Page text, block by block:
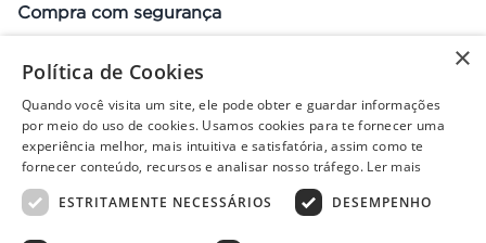
Compra com segurança
Preços, promoções, condições de pagamento e frete válidos apenas
para compras no site. Em caso de divergência, prevalece o valor do
carrinho no fechamento do pedido. Vendas sujeitas à análise e
×
Política de Cookies
Quando você visita um site, ele pode obter e guardar informações
por meio do uso de cookies. Usamos cookies para te fornecer uma
experiência melhor, mais intuitiva e satisfatória, assim como te
fornecer conteúdo, recursos e analisar nosso tráfego. Ler mais
ESTRITAMENTE NECESSÁRIOS
DESEMPENHO